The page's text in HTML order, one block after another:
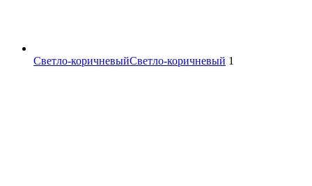
Светло-коричневыйСветло-коричневый 1